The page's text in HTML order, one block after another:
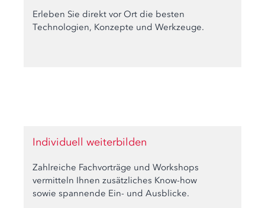
Erleben Sie direkt vor Ort die besten
Technologien, Konzepte und Werkzeuge.
Individuell weiterbilden
Zahlreiche Fachvorträge und Workshops
vermitteln Ihnen zusätzliches Know-how
sowie spannende Ein- und Ausblicke.